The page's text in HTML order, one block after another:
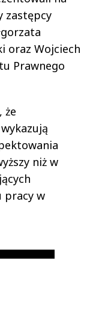
zastępcy
oraz Wojciech
Prawnego
że
niż w
pracy w